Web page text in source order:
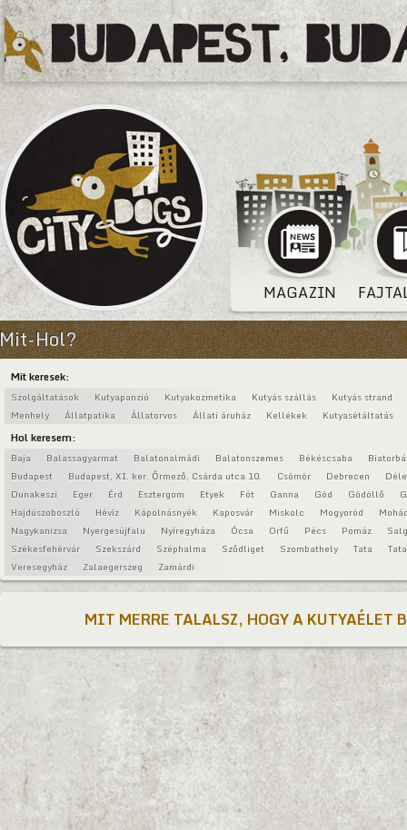
MAGAZIN
Mit-Hol?
Mit keresek:
Szolgáltatások Kutyapanzió Kutyakozmetika Kutyás szállás
Kutyás strand
Menhely
Állatpatika Állatorvos Állati áruház Kellékek Kutyasétáltatás
Hol keresem:
Baja Balassagyarmat Balatonalmádi Balatonszemes Békéscsaba
Budapest
Budapest, XI. ker. Őrmező, Csárda utca 10. Csömör Debrecen
Dunakeszi
Eger Érd Esztergom Etyek Fót Ganna Göd Gödöllő
Hajdúszoboszló
Hévíz Kápolnásnyék Kaposvár Miskolc Mogyoród
Nagykanizsa
Nyergesújfalu Nyíregyháza Ócsa Orfű Pécs Pomáz
Székesfehérvár
Szekszárd Széphalma Sződliget Szombathely Tata
Veresegyház
Zalaegerszeg Zamárdi
MIT MERRE TALALSZ, HOGY A KUTYAÉLET